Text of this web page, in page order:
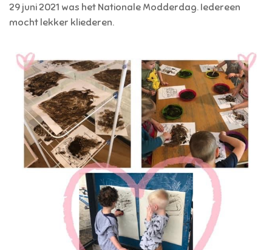
29 juni 2021 was het Nationale Modderdag. Iedereen
mocht lekker kliederen.